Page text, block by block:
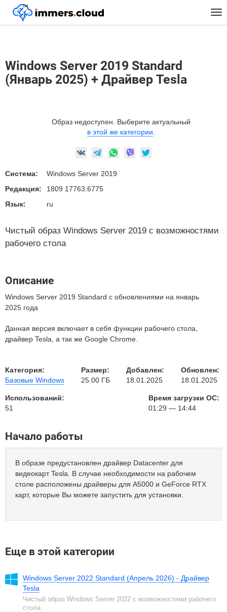
™
Главная Предустановленные Образы
Windows Server 2019 Standard (Январь 2025) + Драйвер Tesla
Windows Server 2019 Standard
(Январь 2025) + Драйвер Tesla
Образ недоступен. Выберите актуальный
в этой же категории
Система:
Windows Server 2019
Редакция:
1809 17763.6775
Язык:
ru
Чистый образ Windows Server 2019 с возможностями
рабочего стола
Описание
Windows Server 2019 Standard с обновлениями на январь
2025 года
Данная версия включает в себя функции рабочего стола,
драйвер Tesla, а так же Google Chrome.
Категория:
Базовые Windows
Размер:
25.00 ГБ
Добавлен:
18.01.2025
Обновлен:
18.01.2025
Использований:
51
Время загрузки ОС:
01:29 — 14:44
Начало работы
В образе предустановлен драйвер Datacenter для
видеокарт Tesla. В случае необходимости на рабочем
столе расположены драйверы для A5000 и GeForce RTX
карт, которые Вы можете запустить для установки.
Еще в этой категории
Windows Server 2022 Standard (Апрель 2026) - Драйвер
Tesla
Чистый образ Windows Server 2022 с возможностями рабочего
стола